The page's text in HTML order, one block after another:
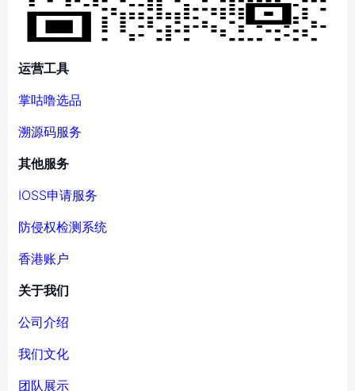
运营工具
掌咕噜选品
溯源码服务
其他服务
IOSS申请服务
防侵权检测系统
香港账户
关于我们
公司介绍
我们文化
团队展示